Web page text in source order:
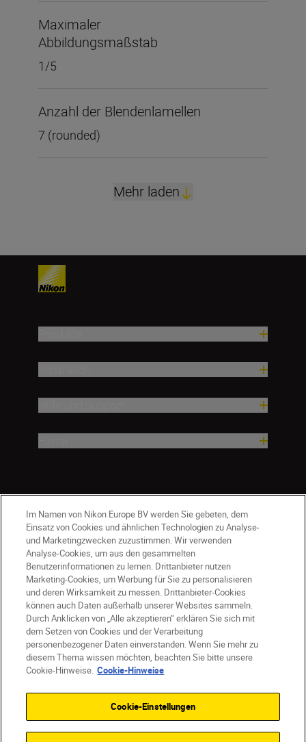
Maximaler
Abbildungsmaßstab
1/5
Anzahl der Blendenlamellen
7 (rounded)
Mehr laden
AT Nikon Sites
Kontaktieren Sie uns
Datenschutzhinweis
Nutzungsbedingungen
Geschäftsbedingungen des Nikon Stores
Cookie-Hinweise
Barrierefreiheit
Cookie-Einstellungen
Im Namen von Nikon Europe BV werden Sie gebeten, dem
Einsatz von Cookies und ähnlichen Technologien zu Analyse-
und Marketingzwecken zuzustimmen. Wir verwenden
Analyse-Cookies, um aus den gesammelten
Benutzerinformationen zu lernen. Drittanbieter nutzen
Marketing-Cookies, um Werbung für Sie zu personalisieren
und deren Wirksamkeit zu messen. Drittanbieter-Cookies
können auch Daten außerhalb unserer Websites sammeln.
Durch Anklicken von „Alle akzeptieren“ erklären Sie sich mit
dem Setzen von Cookies und der Verarbeitung
personenbezogener Daten einverstanden. Wenn Sie mehr zu
diesem Thema wissen möchten, beachten Sie bitte unsere
Cookie-Hinweise. Cookie-Hinweise
Cookie-Einstellungen